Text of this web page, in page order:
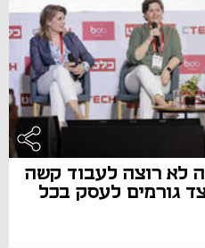
לא רוצה לעבוד קשה
גורמים לעסק בכל